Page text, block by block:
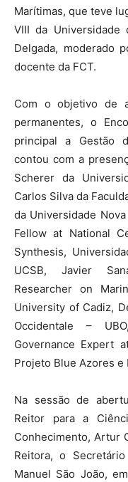
Marítimas, que teve
VIII da
Delgada, moderado
docente da FCT.
Com o objetivo de
permanentes, o
principal a Gestão
contou com a
Scherer da
Carlos Silva da
da Universidade
Fellow at National
Synthesis,
UCSB, Javier
Researcher on
University of Cadiz,
Occidentale –
Governance Expert
Projeto Blue Azores e
Na sessão de
Reitor para a
Conhecimento, Artur
Reitora, o
Manuel São João,